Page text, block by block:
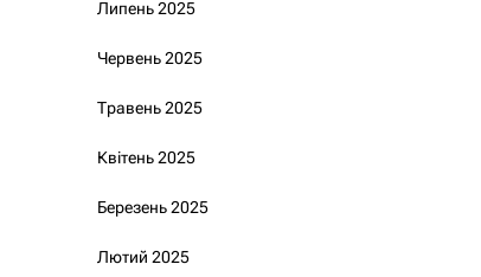
Липень 2025
Червень 2025
Травень 2025
Квітень 2025
Березень 2025
Лютий 2025